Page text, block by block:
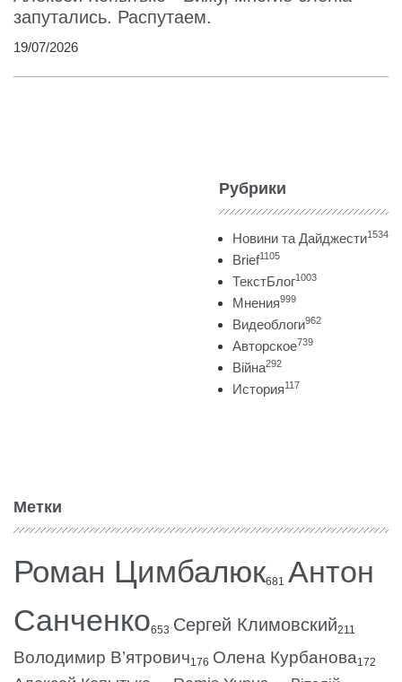
запутались. Распутаем.
19/07/2026
Рубрики
Новини та Дайджести1534
Brief1105
ТекстБлог1003
Мнения999
Видеоблоги962
Авторское739
Війна292
История117
Метки
Роман Цимбалюк681 Антон
Санченко653 Сергей Климовский211
Володимир В’ятрович176 Олена Курбанова172